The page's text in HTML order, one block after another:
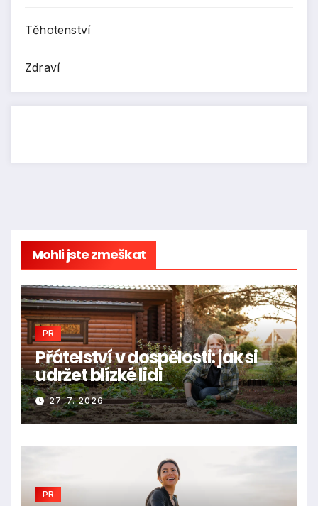
Těhotenství
Zdraví
Mohli jste zmeškat
PR
Přátelství v dospělosti: jak si
udržet blízké lidi
27. 7. 2026
PR